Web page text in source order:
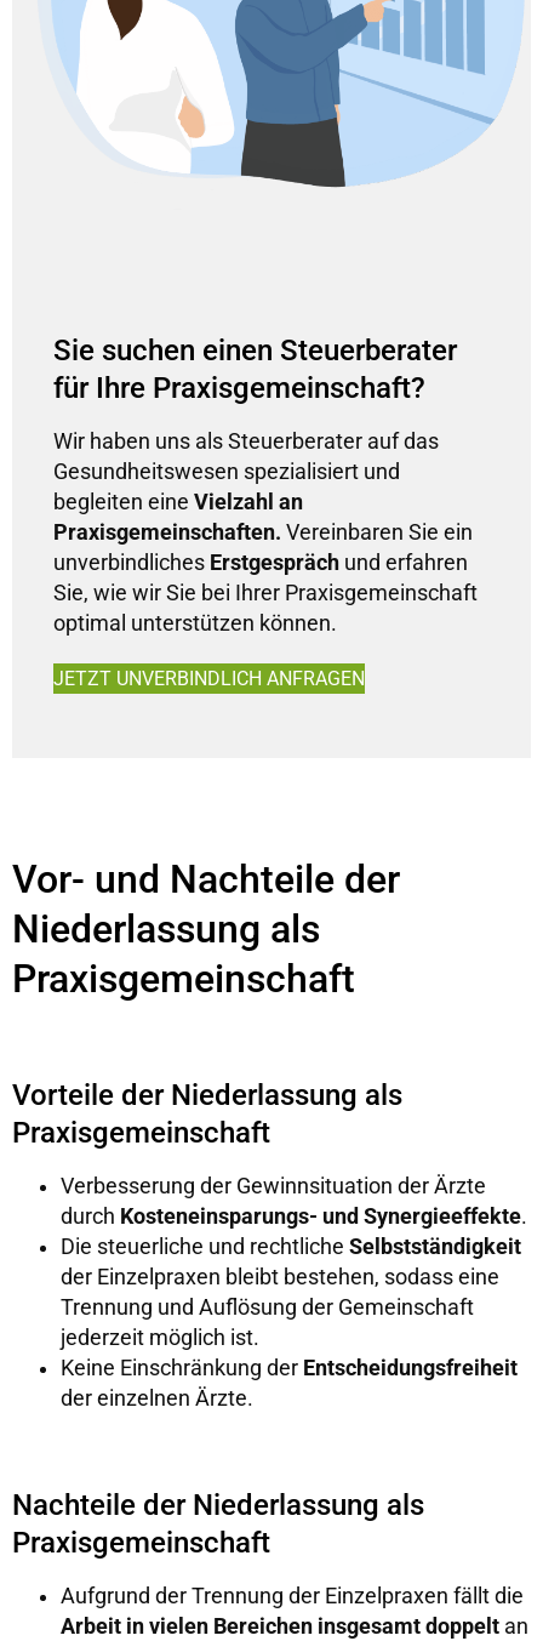
Sie suchen einen Steuerberater
für Ihre Praxisgemeinschaft?
Wir haben uns als Steuerberater auf das
Gesundheitswesen spezialisiert und
begleiten eineVielzahl an
Praxisgemeinschaften. Vereinbaren Sie ein
unverbindliches Erstgespräch und erfahren
Sie, wie wir Sie bei Ihrer Praxisgemeinschaft
optimal unterstützen können.
JETZT UNVERBINDLICH ANFRAGEN
Vor- und Nachteile der
Niederlassung als
Praxisgemeinschaft
Vorteile der Niederlassung als
Praxisgemeinschaft
Verbesserung der Gewinnsituation der Ärzte
durch Kosteneinsparungs- und Synergieeffekte.
Die steuerliche und rechtliche Selbstständigkeit
der Einzelpraxen bleibt bestehen, sodass eine
Trennung und Auflösung der Gemeinschaft
jederzeit möglich ist.
Keine Einschränkung der Entscheidungsfreiheit
der einzelnen Ärzte.
Nachteile der Niederlassung als
Praxisgemeinschaft
Aufgrund der Trennung der Einzelpraxen fällt die
Arbeit in vielen Bereichen insgesamt doppelt an